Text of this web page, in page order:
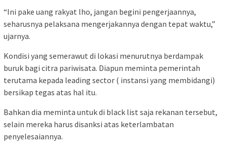
“Ini pake uang rakyat lho, jangan begini pengerjaannya,
seharusnya pelaksana mengerjakannya dengan tepat waktu,”
ujarnya.
Kondisi yang semerawut di lokasi menurutnya berdampak
buruk bagi citra pariwisata. Diapun meminta pemerintah
terutama kepada leading sector ( instansi yang membidangi)
bersikap tegas atas hal itu.
Bahkan dia meminta untuk di black list saja rekanan tersebut,
selain mereka harus disanksi atas keterlambatan
penyelesaiannya.